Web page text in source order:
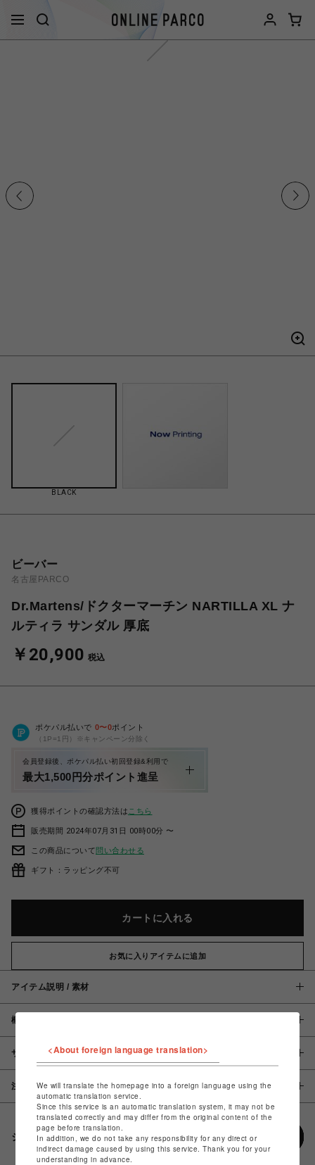
BLACK
ビーバー
名古屋PARCO
Dr.Martens/ドクターマーチン NARTILLA XL ナ
ルティラ サンダル 厚底
￥20,900 税込
ポケパル払いで 0〜0ポイント
（1P=1円）※キャンペーン分除く
会員登録後、ポケパル払い初回登録&利用で
最大1,500円分ポイント進呈
獲得ポイントの確認方法は こちら
販売期間 2024年07月31日 00時00分 〜
この商品について問い合わせる
ギフト：ラッピング不可
カートに入れる
お気に入りアイテムに追加
アイテム説明 / 素材
概要
サイズ
注意事項
シェアする
<About foreign language translation>
We will translate the homepage into a foreign language using the
automatic translation service.
Since this service is an automatic translation system, it may not be
translated correctly and may differ from the original content of the
page before translation.
In addition, we do not take any responsibility for any direct or
indirect damage caused by using this service. Thank you for your
understanding in advance.